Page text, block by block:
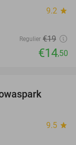
9.2 star
Regulier €19
€14,50
9.5 star